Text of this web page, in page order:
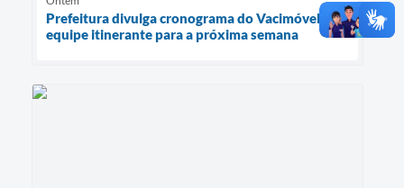
Prefeitura divulga cronograma do Vacimóvel e da
equipe itinerante para a próxima semana